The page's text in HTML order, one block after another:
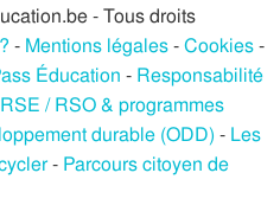
- Tous droits
- Mentions légales-Cookies-
Éducation - Responsabilité
/ RSO & programmes
durable (ODD) - Les
- Parcours citoyen de